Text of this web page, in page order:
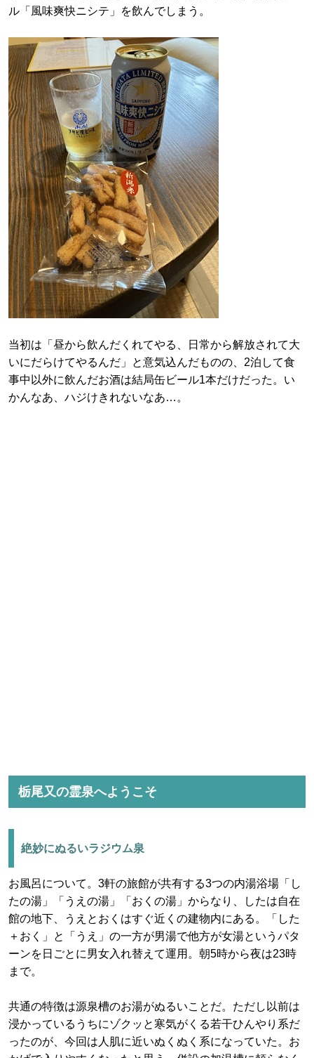
ル「風味爽快ニシテ」を飲んでしまう。
当初は「昼から飲んだくれてやる、日常から解放されて大
いにだらけてやるんだ」と意気込んだものの、2泊して食
事中以外に飲んだお酒は結局缶ビール1本だけだった。い
かんなあ、ハジけきれないなあ…。
栃尾又の霊泉へようこそ
絶妙にぬるいラジウム泉
お風呂について。3軒の旅館が共有する3つの内湯浴場「し
たの湯」「うえの湯」「おくの湯」からなり、したは自在
館の地下、うえとおくはすぐ近くの建物内にある。「した
＋おく」と「うえ」の一方が男湯で他方が女湯というパタ
ーンを日ごとに男女入れ替えて運用。朝5時から夜は23時
まで。
共通の特徴は源泉槽のお湯がぬるいことだ。ただし以前は
浸かっているうちにゾクッと寒気がくる若干ひんやり系だ
ったのが、今回は人肌に近いぬくぬく系になっていた。お